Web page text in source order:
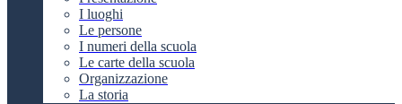
I luoghi
Le persone
I numeri della scuola
Le carte della scuola
Organizzazione
La storia